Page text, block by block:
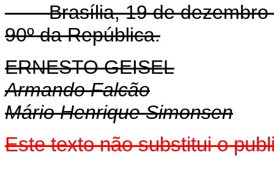
Brasília, 19 de dezembro
90º da República.
ERNESTO GEISEL
Armando Falcão
Mário Henrique Simonsen
Este texto não substitui o